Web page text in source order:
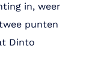
in, weer
punten
Dinto